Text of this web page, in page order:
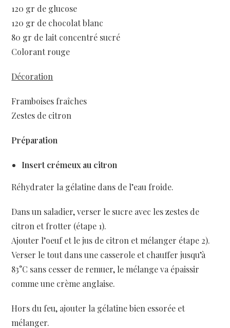
120 gr de glucose
120 gr de chocolat blanc
80 gr de lait concentré sucré
Colorant rouge
Décoration
Framboises fraîches
Zestes de citron
Préparation
Insert crémeux au citron
Réhydrater la gélatine dans de l’eau froide.
Dans un saladier, verser le sucre avec les zestes de
citron et frotter (étape 1).
Ajouter l’oeuf et le jus de citron et mélanger étape 2).
Verser le tout dans une casserole et chauffer jusqu’à
83°C sans cesser de remuer, le mélange va épaissir
comme une crème anglaise.
Hors du feu, ajouter la gélatine bien essorée et
mélanger.